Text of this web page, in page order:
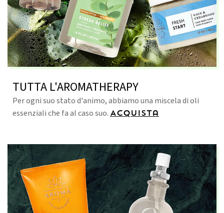
TUTTA L'AROMATHERAPY
Per ogni suo stato d'animo, abbiamo una miscela di oli
essenziali che fa al caso suo. Acquista